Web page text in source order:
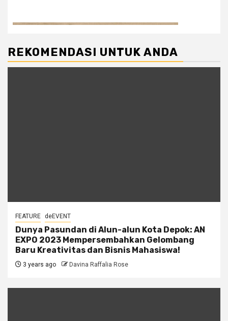
REKOMENDASI UNTUK ANDA
FEATURE deEVENT
Dunya Pasundan di Alun-alun Kota Depok: AN
EXPO 2023 Mempersembahkan Gelombang
Baru Kreativitas dan Bisnis Mahasiswa!
3 years ago Davina Raffalia Rose